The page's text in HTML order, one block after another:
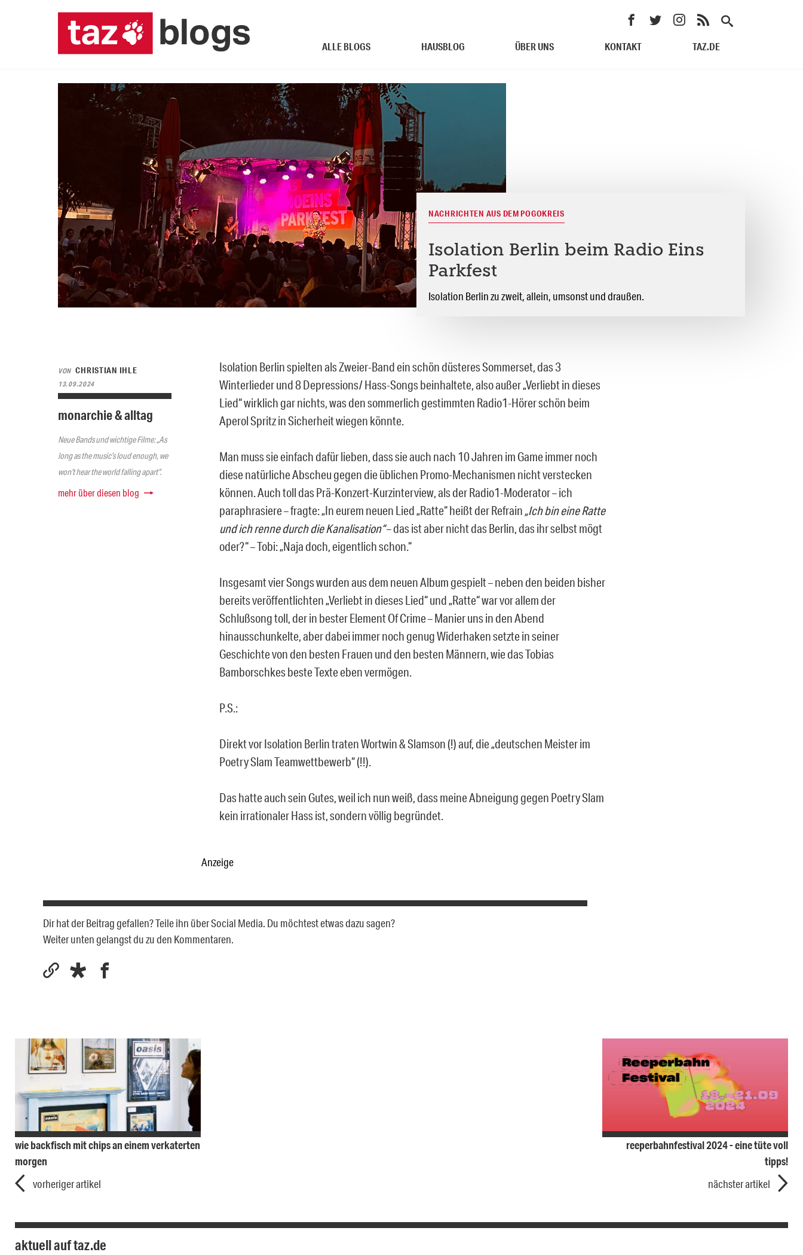
ALLE BLOGS HAUSBLOG ÜBER UNS KONTAKT TAZ.DE
NACHRICHTEN AUS DEM POGOKREIS
Isolation Berlin beim Radio Eins
Parkfest
Isolation Berlin zu zweit, allein, umsonst und draußen.
VON CHRISTIAN IHLE
13.09.2024
monarchie & alltag
Neue Bands und wichtige Filme: „As
long as the music’s loud enough, we
won’t hear the world falling apart“.
mehr über diesen blog
Isolation Berlin spielten als Zweier-Band ein schön düsteres Sommerset, das 3
Winterlieder und 8 Depressions/ Hass-Songs beinhaltete, also außer „Verliebt in dieses
Lied“ wirklich gar nichts, was den sommerlich gestimmten Radio1-Hörer schön beim
Aperol Spritz in Sicherheit wiegen könnte.
Man muss sie einfach dafür lieben, dass sie auch nach 10 Jahren im Game immer noch
diese natürliche Abscheu gegen die üblichen Promo-Mechanismen nicht verstecken
können. Auch toll das Prä-Konzert-Kurzinterview, als der Radio1-Moderator – ich
paraphrasiere – fragte: „In eurem neuen Lied „Ratte“ heißt der Refrain „Ich bin eine Ratte
und ich renne durch die Kanalisation“– das ist aber nicht das Berlin, das ihr selbst mögt
oder?“ – Tobi: „Naja doch, eigentlich schon.“
Insgesamt vier Songs wurden aus dem neuen Album gespielt – neben den beiden bisher
bereits veröffentlichten „Verliebt in dieses Lied“ und „Ratte“ war vor allem der
Schlußsong toll, der in bester Element Of Crime – Manier uns in den Abend
hinausschunkelte, aber dabei immer noch genug Widerhaken setzte in seiner
Geschichte von den besten Frauen und den besten Männern, wie das Tobias
Bamborschkes beste Texte eben vermögen.
P.S.:
Direkt vor Isolation Berlin traten Wortwin & Slamson (!) auf, die „deutschen Meister im
Poetry Slam Teamwettbewerb“ (!!).
Das hatte auch sein Gutes, weil ich nun weiß, dass meine Abneigung gegen Poetry Slam
kein irrationaler Hass ist, sondern völlig begründet.
Anzeige
Dir hat der Beitrag gefallen? Teile ihn über Social Media. Du möchtest etwas dazu sagen?
Weiter unten gelangst du zu den Kommentaren.
wie backfisch mit chips an einem verkaterten
morgen
vorheriger artikel
reeperbahnfestival 2024 - eine tüte voll
tipps!
nächster artikel
aktuell auf taz.de